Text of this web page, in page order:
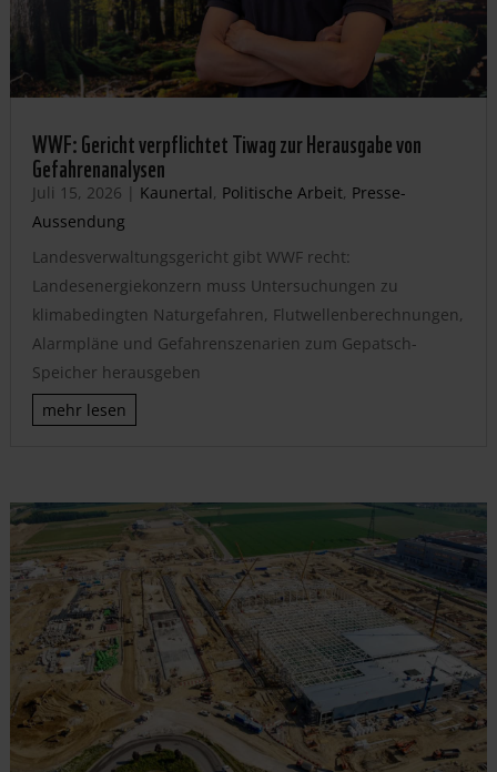
WWF: Gericht verpflichtet Tiwag zur Herausgabe von
Gefahrenanalysen
Juli 15, 2026 | Kaunertal, Politische Arbeit, Presse-
Aussendung
Landesverwaltungsgericht gibt WWF recht:
Landesenergiekonzern muss Untersuchungen zu
klimabedingten Naturgefahren, Flutwellenberechnungen,
Alarmpläne und Gefahrenszenarien zum Gepatsch-
Speicher herausgeben
mehr lesen